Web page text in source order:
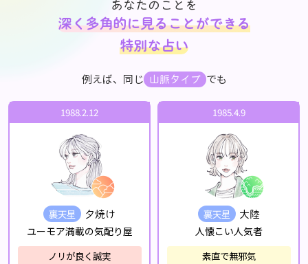
あなたのことを
深く多角的に見ることができる
特別な占い
例えば、同じ 山脈タイプ でも
1988.2.12
裏天星 夕焼け
ユーモア満載の気配り屋
ノリが良く誠実
1985.4.9
裏天星 大陸
人懐こい人気者
素直で無邪気